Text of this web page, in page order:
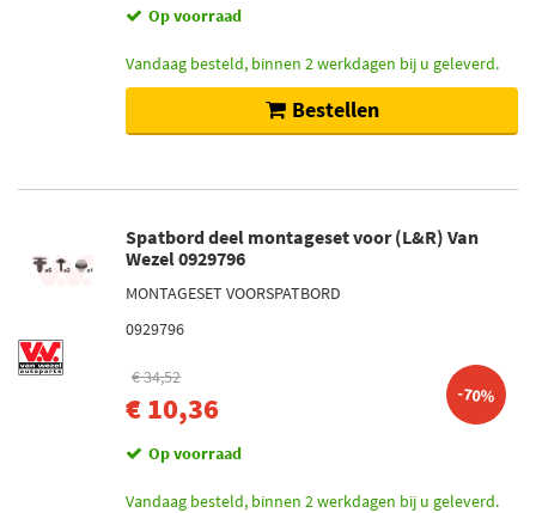
Op voorraad
Vandaag besteld, binnen 2 werkdagen bij u geleverd.
Bestellen
Spatbord deel montageset voor (L&R) Van
Wezel 0929796
MONTAGESET VOORSPATBORD
0929796
€ 34,52
€ 10,36 -70%
Op voorraad
Vandaag besteld, binnen 2 werkdagen bij u geleverd.